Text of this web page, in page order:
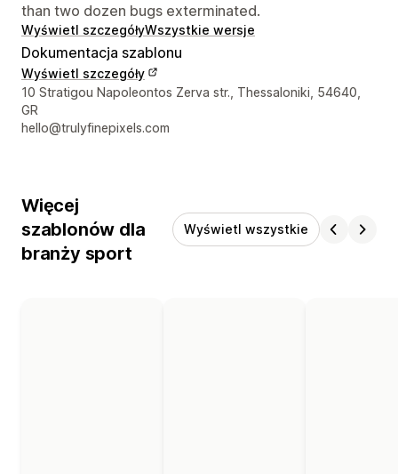
than two dozen bugs exterminated.
Wyświetl szczegółyWszystkie wersje
Dokumentacja szablonu
Wyświetl szczegóły
Dane kontaktowe projektanta
10 Stratigou Napoleontos Zerva str., Thessaloniki, 54640,
GR
hello@trulyfinepixels.com
Więcej
szablonów dla
branży sport
Wyświetl wszystkie